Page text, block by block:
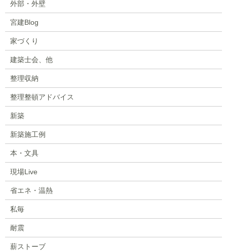
外部・外壁
宮建Blog
家づくり
建築士会、他
整理収納
整理整頓アドバイス
新築
新築施工例
本・文具
現場Live
省エネ・温熱
私毎
耐震
薪ストーブ